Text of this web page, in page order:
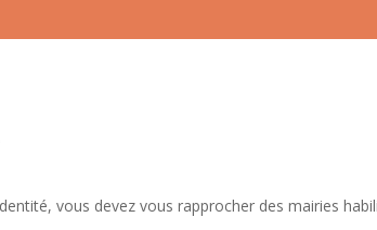
vous devez vous rapprocher des mairies